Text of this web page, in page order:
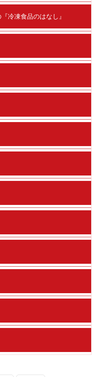
冷凍食品のはなし』